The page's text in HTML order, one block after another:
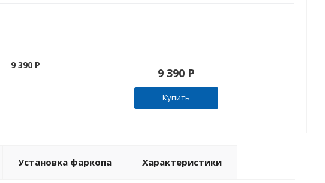
9 390 P
9 390 P
Купить
Установка фаркопа Характеристики